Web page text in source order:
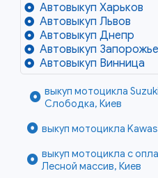
Автовыкуп Харьков
Автовыкуп Львов
Автовыкуп Днепр
Автовыкуп Запорожье
Автовыкуп Винница
выкуп мотоцикла
Слободка, Киев
выкуп мотоцикла
выкуп мотоцикла с
Лесной массив, Киев